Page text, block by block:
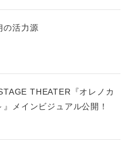
の活力源
THEATER『オレノカ
メインビジュアル公開！